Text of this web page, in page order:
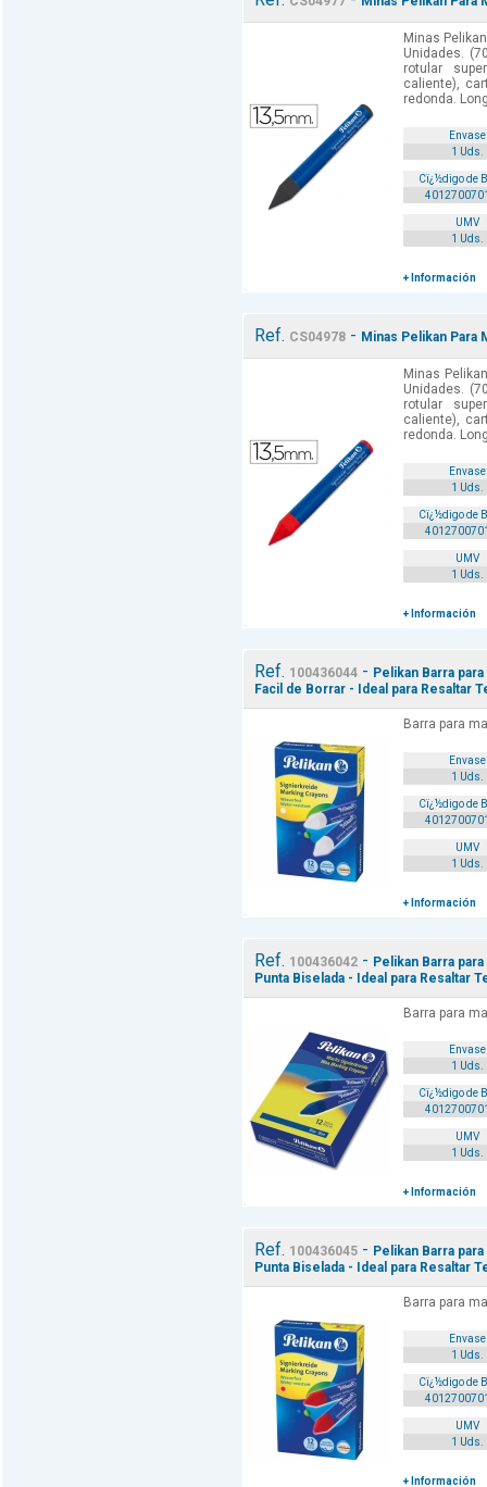
Minas
Unidades.
rotular
caliente),
redonda.
Envase
1 Uds.
Cï¿½digo de
UMV
1 Uds.
+ Información
Ref. CS04978- Minas Pelikan Para
Minas
Unidades.
rotular
caliente),
redonda.
Envase
1 Uds.
Cï¿½digo de
UMV
1 Uds.
+ Información
Ref. 100436044- Pelikan Barra
Facil de Borrar - Ideal para Resaltar
Barra para
Envase
1 Uds.
Cï¿½digo de
UMV
1 Uds.
+ Información
Ref. 100436042- Pelikan Barra
Punta Biselada - Ideal para Resaltar
Barra para
Envase
1 Uds.
Cï¿½digo de
UMV
1 Uds.
+ Información
Ref. 100436045- Pelikan Barra
Punta Biselada - Ideal para Resaltar
Barra para
Envase
1 Uds.
Cï¿½digo de
UMV
1 Uds.
+ Información